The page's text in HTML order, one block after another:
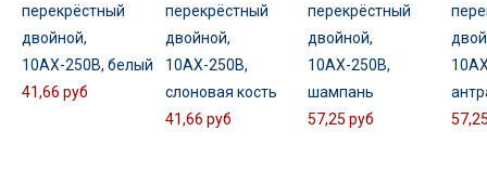
перекрёстный
двойной,
10АХ-250В, белый
41,66 руб
перекрёстный
двойной,
10АХ-250В,
слоновая кость
41,66 руб
перекрёстный
двойной,
10АХ-250В,
шампань
57,25 руб